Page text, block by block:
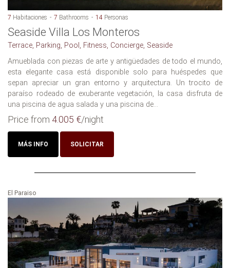
7 Habitaciones 7 Bathrooms 14 Personas
Seaside Villa Los Monteros
Terrace, Parking, Pool, Fitness, Concierge, Seaside
Amueblada con piezas de arte y antigüedades de todo el mundo,
esta elegante casa está disponible solo para huéspedes que
sepan apreciar un gran entorno y arquitectura. Un trocito de
paraíso rodeado de exuberante vegetación, la casa disfruta de
una piscina de agua salada y una piscina de...
Price from 4.005 €/night
MÁS INFO SOLICITAR
El Paraiso